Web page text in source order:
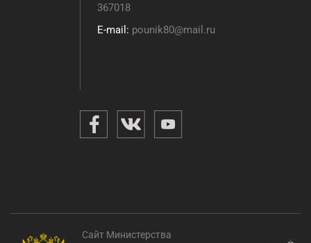
367018
E-mail: pounik80@mail.ru
Сайт Министерства